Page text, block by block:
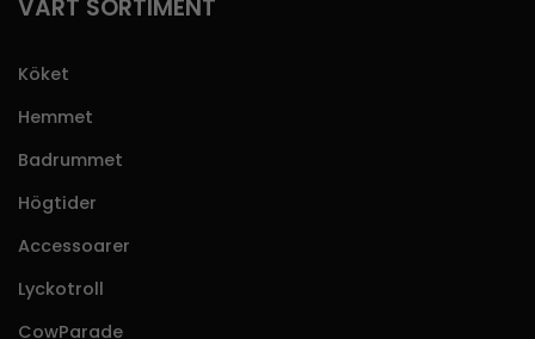
VÅRT SORTIMENT
Köket
Hemmet
Badrummet
Högtider
Accessoarer
Lyckotroll
CowParade